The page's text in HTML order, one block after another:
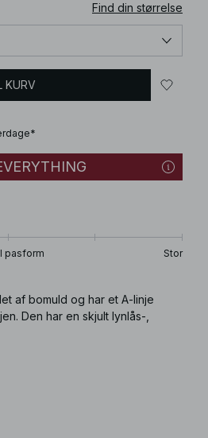
Find din størrelse
KURV
pasform Stor
af bomuld og har et A-linje
Den har en skjult lynlås-,